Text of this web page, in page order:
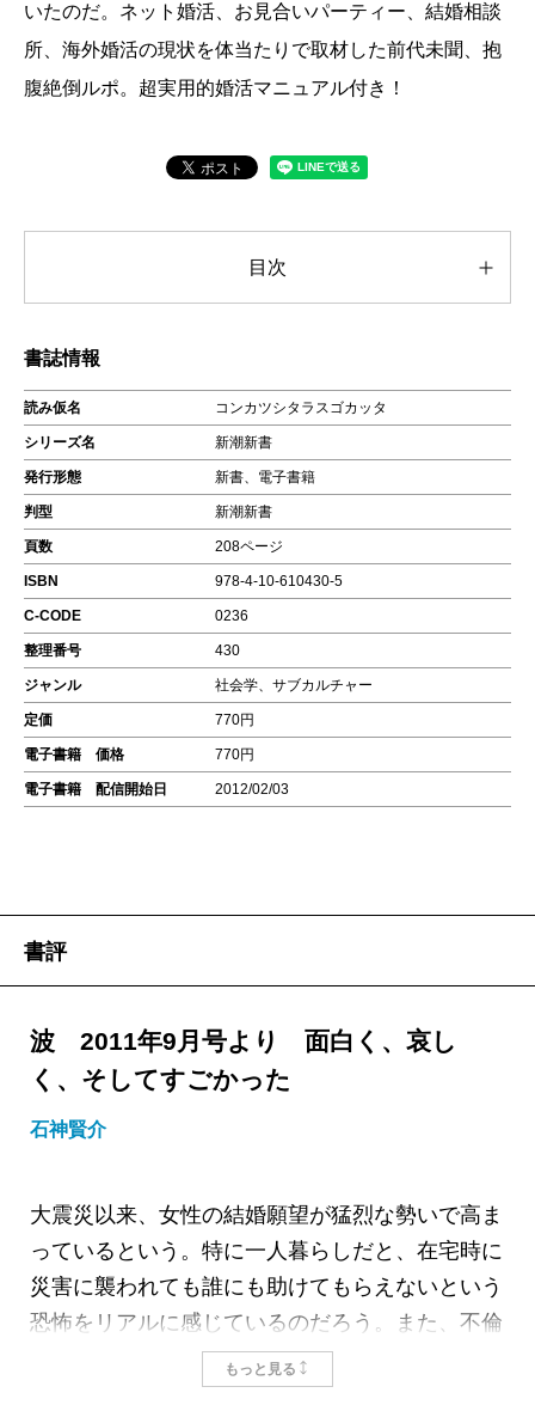
いたのだ。ネット婚活、お見合いパーティー、結婚相談
所、海外婚活の現状を体当たりで取材した前代未聞、抱
腹絶倒ルポ。超実用的婚活マニュアル付き！
目次
書誌情報
読み仮名 コンカツシタラスゴカッタ
シリーズ名 新潮新書
発行形態 新書、電子書籍
判型 新潮新書
頁数 208ページ
ISBN 978-4-10-610430-5
C-CODE 0236
整理番号 430
ジャンル 社会学、サブカルチャー
定価 770円
電子書籍 価格 770円
電子書籍 配信開始日 2012/02/03
書評
波 2011年9月号より 面白く、哀し
く、そしてすごかった
石神賢介
大震災以来、女性の結婚願望が猛烈な勢いで高ま
っているという。特に一人暮らしだと、在宅時に
災害に襲われても誰にも助けてもらえないという
恐怖をリアルに感じているのだろう。また、不倫
を解消する女性も後を絶たないという。ふだんど
れだけいちゃいちゃしていても、天災となれば、
もっと見る